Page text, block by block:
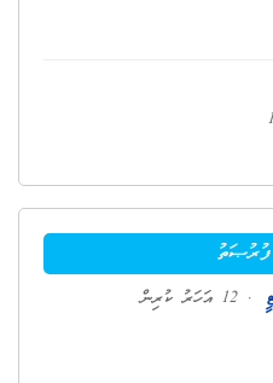
. 12 އަހަރު ކުރިން